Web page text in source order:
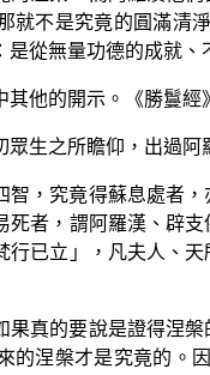
就不是究竟的圓滿清
從無量功德的成就
他的開示。《勝鬘經
眾生之所瞻仰，出過
智，究竟得蘇息處者
死者，謂阿羅漢、辟
行已立」，凡夫人、
果真的要說是證得涅
的涅槃才是究竟的。